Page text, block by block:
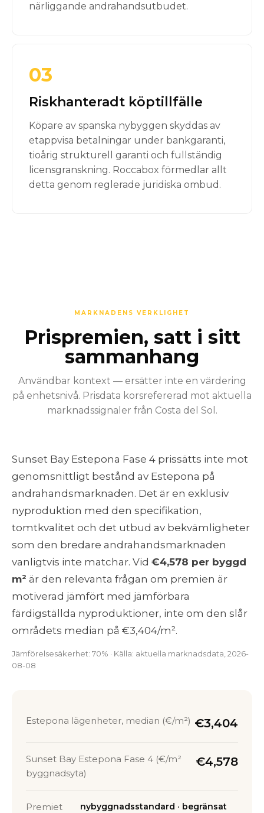
närliggande andrahandsutbudet.
03
Riskhanteradt köptillfälle
Köpare av spanska nybyggen skyddas av
etappvisa betalningar under bankgaranti,
tioårig strukturell garanti och fullständig
licensgranskning. Roccabox förmedlar allt
detta genom reglerade juridiska ombud.
MARKNADENS VERKLIGHET
Prispremien, satt i sitt
sammanhang
Användbar kontext — ersätter inte en värdering
på enhetsnivå. Prisdata korsrefererad mot aktuella
marknadssignaler från Costa del Sol.
Sunset Bay Estepona Fase 4 prissätts inte mot
genomsnittligt bestånd av Estepona på
andrahandsmarknaden. Det är en exklusiv
nyproduktion med den specifikation,
tomtkvalitet och det utbud av bekvämligheter
som den bredare andrahandsmarknaden
vanligtvis inte matchar. Vid €4,578 per byggd
m² är den relevanta frågan om premien är
motiverad jämfört med jämförbara
färdigställda nyproduktioner, inte om den slår
områdets median på €3,404/m².
Jämförelsesäkerhet: 70% · Källa: aktuella marknadsdata, 2026-
08-08
Estepona lägenheter, median (€/m²) €3,404
Sunset Bay Estepona Fase 4 (€/m²
byggnadsyta)
€4,578
Premiet
nybyggnadsstandard · begränsat